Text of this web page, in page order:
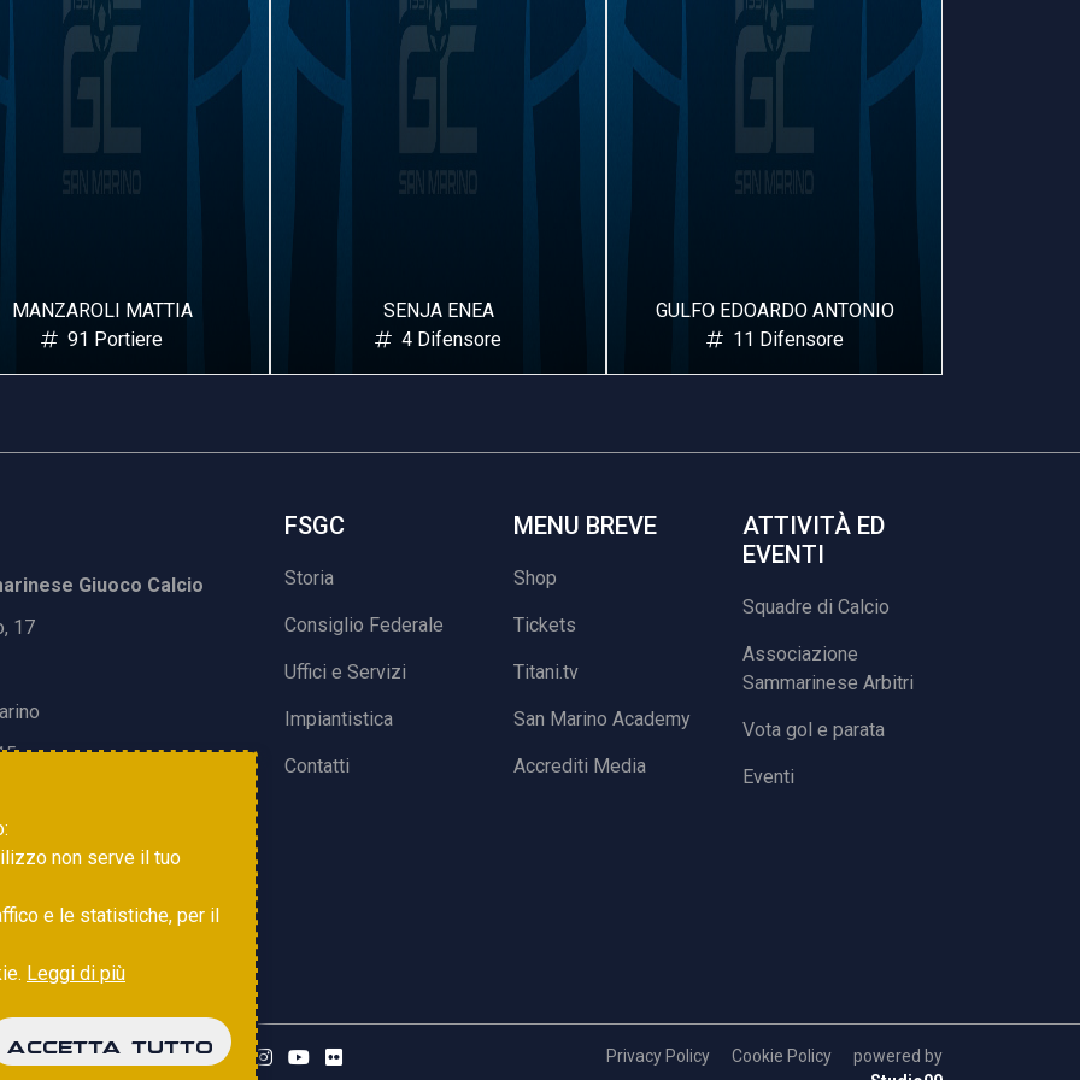
SENJA ENEA
4 Difensore
GULFO EDOARDO ANTONIO
11 Difensore
HAMIDOU BOUREIMA HAMZA
19 Difensore
Giuoco Calcio
17
FSGC
Storia
Consiglio Federale
Uffici e Servizi
Impiantistica
Contatti
MENU BREVE
Shop
Tickets
Titani.tv
San Marino Academy
Accrediti Media
ATTIVITÀ ED
EVENTI
Squadre di Calcio
Associazione
Sammarinese Arbitri
Vota gol e parata
Eventi
Privacy Policy Cookie Policy
powered by
non serve il tuo
e le statistiche, per il
Leggi di più
ACCETTA TUTTO